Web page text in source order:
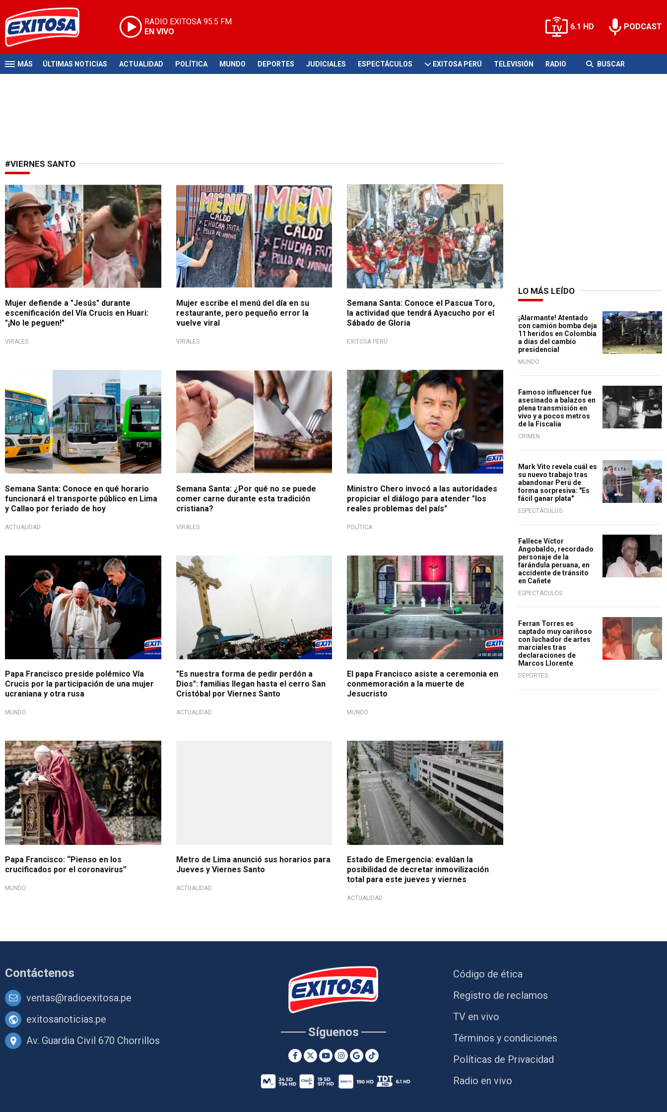
RADIO EXITOSA 95.5 FM
EN VIVO
6.1 HD PODCAST
MÁS ÚLTIMAS NOTICIAS ACTUALIDAD POLÍTICA MUNDO DEPORTES JUDICIALES ESPECTÁCULOS EXITOSA PERÚ TELEVISIÓN RADIO BUSCAR
#VIERNES SANTO
Amor de madre
Mujer defiende a "Jesús" durante
escenificación del Vía Crucis en Huari:
"¡No le peguen!"
VIRALES
Los comentarios no se hicieron esperar
Mujer escribe el menú del día en su
restaurante, pero pequeño error la
vuelve viral
VIRALES
Festividad religiosa
Semana Santa: Conoce el Pascua Toro,
la actividad que tendrá Ayacucho por el
Sábado de Gloria
EXITOSA PERÚ
Semana Santa: Conoce en qué horario
funcionará el transporte público en Lima
y Callao por feriado de hoy
ACTUALIDAD
Dato curioso
Semana Santa: ¿Por qué no se puede
comer carne durante esta tradición
cristiana?
VIRALES
Ministro Chero invocó a las autoridades
propiciar el diálogo para atender "los
reales problemas del país"
POLÍTICA
Papa Francisco preside polémico Vía
Crucis por la participación de una mujer
ucraniana y otra rusa
MUNDO
"Es nuestra forma de pedir perdón a
Dios": familias llegan hasta el cerro San
Cristóbal por Viernes Santo
ACTUALIDAD
El papa Francisco asiste a ceremonia en
conmemoración a la muerte de
Jesucristo
MUNDO
Papa Francisco: “Pienso en los
crucificados por el coronavirus”
MUNDO
Metro de Lima anunció sus horarios para
Jueves y Viernes Santo
ACTUALIDAD
Estado de Emergencia: evalúan la
posibilidad de decretar inmovilización
total para este jueves y viernes
ACTUALIDAD
LO MÁS LEÍDO
¡Alarmante! Atentado
con camión bomba deja
11 heridos en Colombia
a días del cambio
presidencial
MUNDO
Famoso influencer fue
asesinado a balazos en
plena transmisión en
vivo y a pocos metros
de la Fiscalía
CRIMEN
Mark Vito revela cuál es
su nuevo trabajo tras
abandonar Perú de
forma sorpresiva: "Es
fácil ganar plata"
ESPECTÁCULOS
Fallece Víctor
Angobaldo, recordado
personaje de la
farándula peruana, en
accidente de tránsito
en Cañete
ESPECTÁCULOS
Ferran Torres es
captado muy cariñoso
con luchador de artes
marciales tras
declaraciones de
Marcos Llorente
DEPORTES
Contáctenos
ventas@radioexitosa.pe
exitosanoticias.pe
Av. Guardia Civil 670 Chorrillos
Síguenos
Código de ética
Registro de reclamos
TV en vivo
Términos y condiciones
Políticas de Privacidad
Radio en vivo